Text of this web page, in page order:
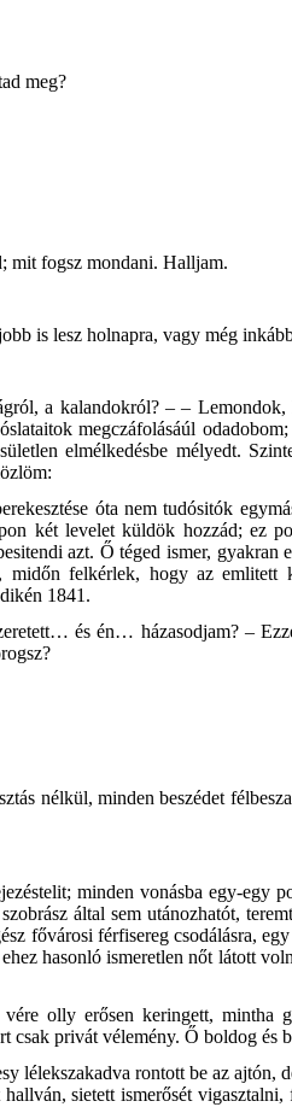
meg?
mit fogsz mondani. Halljam.
is lesz holnapra, vagy még
a kalandokról? – –
megczáfolásáúl
elmélkedésbe mélyedt.
óta nem tudósitók
két levelet küldök hozzád; ez
azt. Ő téged ismer, gyakran
felkérlek, hogy az emlitett
1841.
és én… házasodjam? –
nélkül, mindenbeszédet
minden vonásba egy-egy
által sem utánozhatót,
fővárosi férfisereg csodálásra,
hasonló ismeretlen nőt látott
olly erősen keringett, mintha
csak privát vélemény. Ő boldog és
lélekszakadva rontott be az ajtón,
sietett ismerősét